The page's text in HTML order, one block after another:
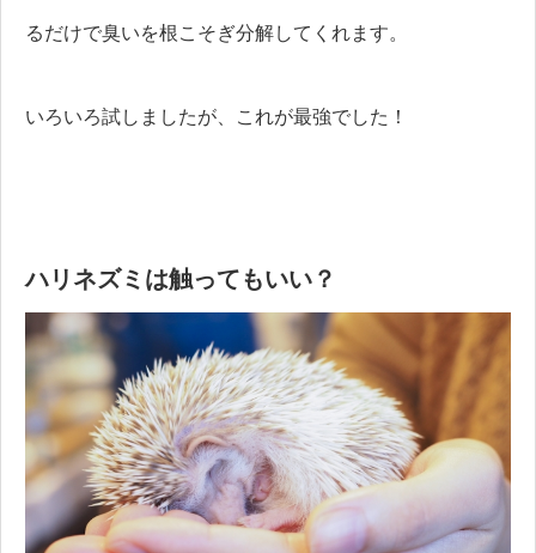
るだけで臭いを根こそぎ分解してくれます。
いろいろ試しましたが、これが最強でした！
ハリネズミは触ってもいい？